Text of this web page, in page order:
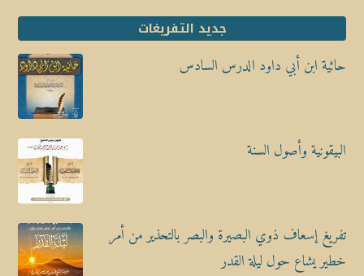
جديد التفريغات
حائية ابن أبي داود الدرس السادس
البيقونية وأصول السنة
تفريغ إسعاف ذوي البصيرة والبصر بالتحذير من أمر
خطير يشاع حول ليلة القدر